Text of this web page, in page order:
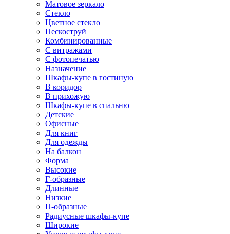
Матовое зеркало
Стекло
Цветное стекло
Пескоструй
Комбинированные
С витражами
С фотопечатью
Назначение
Шкафы-купе в гостиную
В коридор
В прихожую
Шкафы-купе в спальню
Детские
Офисные
Для книг
Для одежды
На балкон
Форма
Высокие
Г-образные
Длинные
Низкие
П-образные
Радиусные шкафы-купе
Широкие